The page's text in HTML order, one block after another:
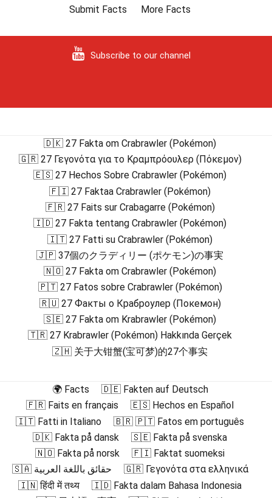
Submit Facts
More Facts
Subscribe to our channel
🇩🇰 27 Fakta om Crabrawler (Pokémon)
🇬🇷 27 Γεγονότα για το Κραμπρόουλερ (Πόκεμον)
🇪🇸 27 Hechos Sobre Crabrawler (Pokémon)
🇫🇮 27 Faktaa Crabrawler (Pokémon)
🇫🇷 27 Faits sur Crabagarre (Pokémon)
🇮🇩 27 Fakta tentang Crabrawler (Pokémon)
🇮🇹 27 Fatti su Crabrawler (Pokémon)
🇯🇵 37個のクラディリー (ポケモン)の事実
🇳🇴 27 Fakta om Crabrawler (Pokémon)
🇵🇹 27 Fatos sobre Crabrawler (Pokémon)
🇷🇺 27 Факты о Краброулер (Покемон)
🇸🇪 27 Fakta om Krabrawler (Pokémon)
🇹🇷 27 Krabrawler (Pokémon) Hakkında Gerçek
🇿🇭 关于大钳蟹(宝可梦)的27个事实
🌍 Facts
🇩🇪 Fakten auf Deutsch
🇫🇷 Faits en français
🇪🇸 Hechos en Español
🇮🇹 Fatti in Italiano
🇧🇷 🇵🇹 Fatos em português
🇩🇰 Fakta på dansk
🇸🇪 Fakta på svenska
🇳🇴 Fakta på norsk
🇫🇮 Faktat suomeksi
🇸🇦 حقائق باللغة العربية
🇬🇷 Γεγονότα στα ελληνικά
🇮🇳 हिंदी में तथ्य
🇮🇩 Fakta dalam Bahasa Indonesia